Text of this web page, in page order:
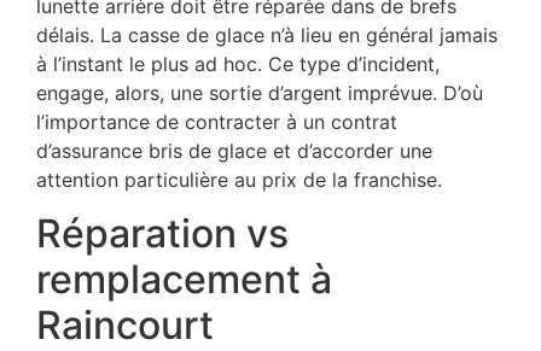
lunette arrière doit être réparée dans de brefs
délais. La casse de glace n’à lieu en général jamais
à l’instant le plus ad hoc. Ce type d’incident,
engage, alors, une sortie d’argent imprévue. D’où
l’importance de contracter à un contrat
d’assurance bris de glace et d’accorder une
attention particulière au prix de la franchise.
Réparation vs
remplacement à
Raincourt